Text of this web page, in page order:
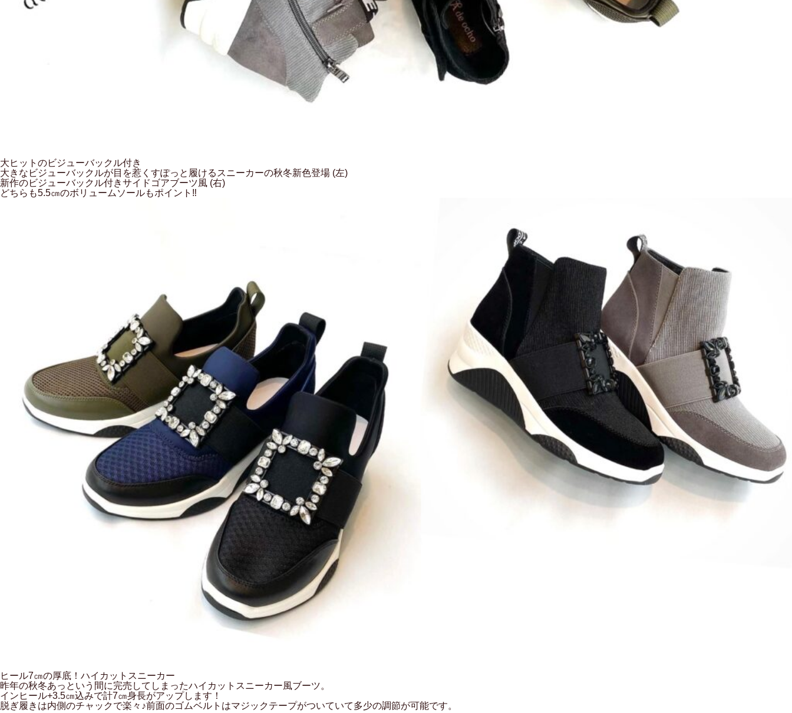
大ヒットのビジューバックル付き
大きなビジューバックルが目を惹くすぽっと履けるスニーカーの秋冬新色登場 (左)
新作のビジューバックル付きサイドゴアブーツ風 (右)
どちらも5.5㎝のボリュームソールもポイント‼
ヒール7㎝の厚底！ハイカットスニーカー
昨年の秋冬あっという間に完売してしまったハイカットスニーカー風ブーツ。
インヒール+3.5㎝込みで計7㎝身長がアップします！
脱ぎ履きは内側のチャックで楽々♪前面のゴムベルトはマジックテープがついていて多少の調節が可能です。